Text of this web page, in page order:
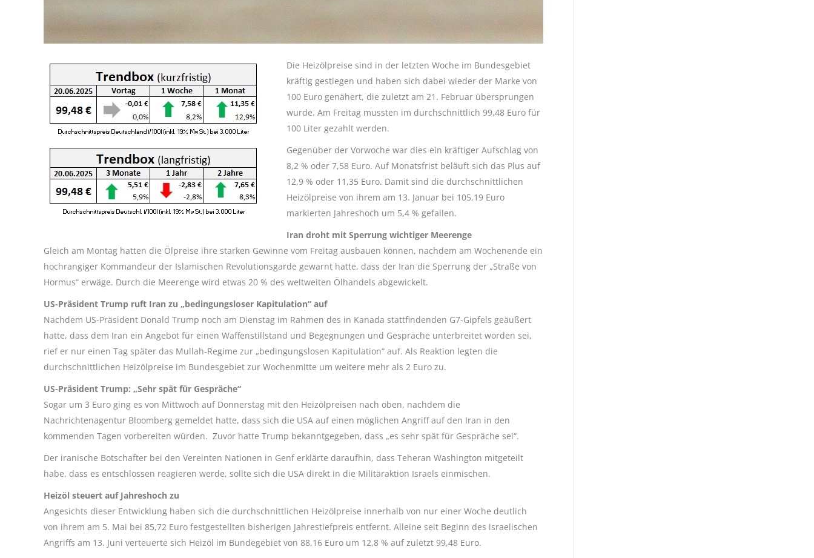
Die Heizölpreise sind in der letzten Woche im Bundesgebiet
kräftig gestiegen und haben sich dabei wieder der Marke von
100 Euro genähert, die zuletzt am 21. Februar übersprungen
wurde. Am Freitag mussten im durchschnittlich 99,48 Euro für
100 Liter gezahlt werden.
Gegenüber der Vorwoche war dies ein kräftiger Aufschlag von
8,2 % oder 7,58 Euro. Auf Monatsfrist beläuft sich das Plus auf
12,9 % oder 11,35 Euro. Damit sind die durchschnittlichen
Heizölpreise von ihrem am 13. Januar bei 105,19 Euro
markierten Jahreshoch um 5,4 % gefallen.
Iran droht mit Sperrung wichtiger Meerenge
Gleich am Montag hatten die Ölpreise ihre starken Gewinne vom Freitag ausbauen können, nachdem am Wochenende ein
hochrangiger Kommandeur der Islamischen Revolutionsgarde gewarnt hatte, dass der Iran die Sperrung der „Straße von
Hormus“ erwäge. Durch die Meerenge wird etwas 20 % des weltweiten Ölhandels abgewickelt.
US-Präsident Trump ruft Iran zu „bedingungsloser Kapitulation“ auf
Nachdem US-Präsident Donald Trump noch am Dienstag im Rahmen des in Kanada stattfindenden G7-Gipfels geäußert
hatte, dass dem Iran ein Angebot für einen Waffenstillstand und Begegnungen und Gespräche unterbreitet worden sei,
rief er nur einen Tag später das Mullah-Regime zur „bedingungslosen Kapitulation“ auf. Als Reaktion legten die
durchschnittlichen Heizölpreise im Bundesgebiet zur Wochenmitte um weitere mehr als 2 Euro zu.
US-Präsident Trump: „Sehr spät für Gespräche“
Sogar um 3 Euro ging es von Mittwoch auf Donnerstag mit den Heizölpreisen nach oben, nachdem die
Nachrichtenagentur Bloomberg gemeldet hatte, dass sich die USA auf einen möglichen Angriff auf den Iran in den
kommenden Tagen vorbereiten würden. Zuvor hatte Trump bekanntgegeben, dass „es sehr spät für Gespräche sei“.
Der iranische Botschafter bei den Vereinten Nationen in Genf erklärte daraufhin, dass Teheran Washington mitgeteilt
habe, dass es entschlossen reagieren werde, sollte sich die USA direkt in die Militäraktion Israels einmischen.
Heizöl steuert auf Jahreshoch zu
Angesichts dieser Entwicklung haben sich die durchschnittlichen Heizölpreise innerhalb von nur einer Woche deutlich
von ihrem am 5. Mai bei 85,72 Euro festgestellten bisherigen Jahrestiefpreis entfernt. Alleine seit Beginn des israelischen
Angriffs am 13. Juni verteuerte sich Heizöl im Bundegebiet von 88,16 Euro um 12,8 % auf zuletzt 99,48 Euro.